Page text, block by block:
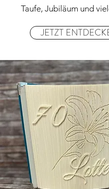
Taufe, Jubiläum und
JETZT